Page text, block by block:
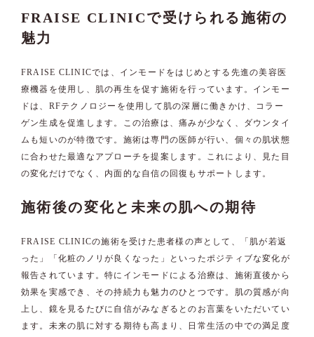
FRAISE CLINICで受けられる施術の
魅力
FRAISE CLINICでは、インモードをはじめとする先進の美容医
療機器を使用し、肌の再生を促す施術を行っています。インモー
ドは、RFテクノロジーを使用して肌の深層に働きかけ、コラー
ゲン生成を促進します。この治療は、痛みが少なく、ダウンタイ
ムも短いのが特徴です。施術は専門の医師が行い、個々の肌状態
に合わせた最適なアプローチを提案します。これにより、見た目
の変化だけでなく、内面的な自信の回復もサポートします。
施術後の変化と未来の肌への期待
FRAISE CLINICの施術を受けた患者様の声として、「肌が若返
った」「化粧のノリが良くなった」といったポジティブな変化が
報告されています。特にインモードによる治療は、施術直後から
効果を実感でき、その持続力も魅力のひとつです。肌の質感が向
上し、鏡を見るたびに自信がみなぎるとのお言葉をいただいてい
ます。未来の肌に対する期待も高まり、日常生活の中での満足度